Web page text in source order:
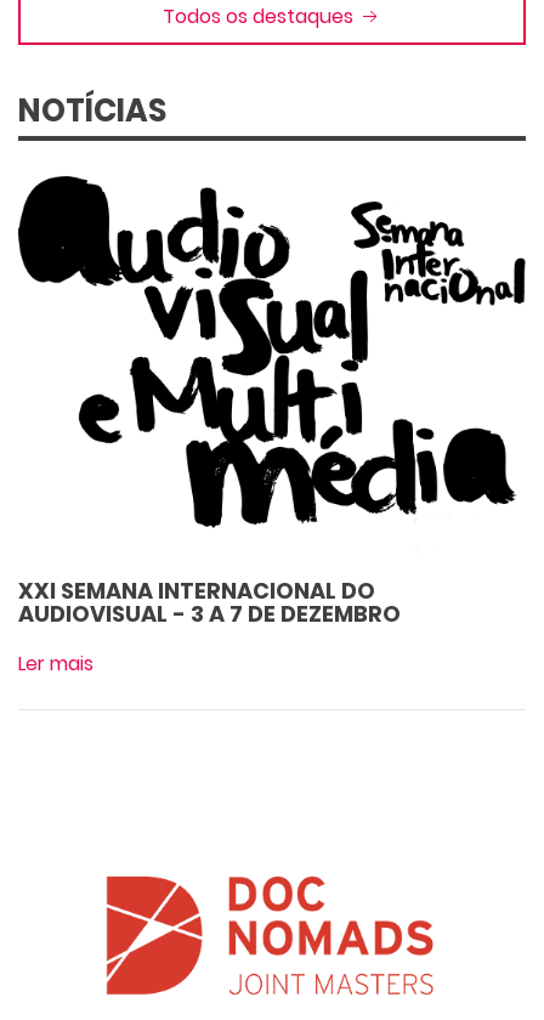
Todos os destaques
NOTÍCIAS
XXI SEMANA INTERNACIONAL DO
AUDIOVISUAL - 3 A 7 DE DEZEMBRO
Ler mais